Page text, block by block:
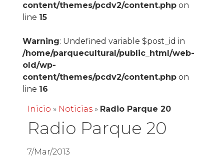
content/themes/pcdv2/content.phpon
line 15
Warning: Undefined variable $post_id in
/home/parquecultural/public_html/web-
old/wp-
content/themes/pcdv2/content.phpon
line 16
Inicio » Noticias» Radio Parque 20
Radio Parque 20
7/Mar/2013